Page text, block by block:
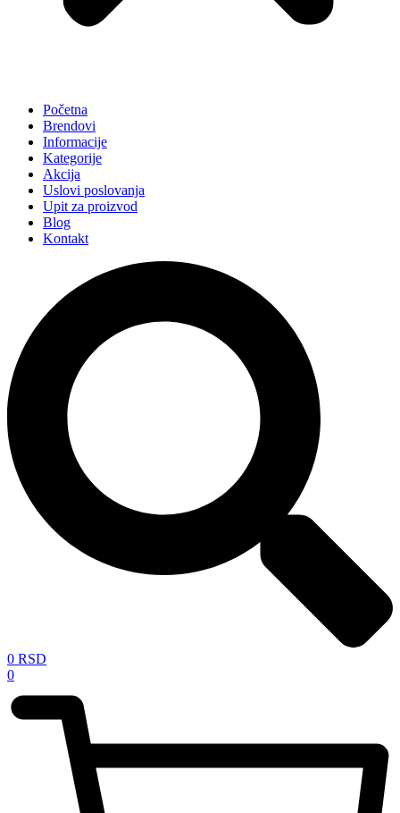
Početna
Brendovi
Informacije
Kategorije
Akcija
Uslovi poslovanja
Upit za proizvod
Blog
Kontakt
0 RSD
0